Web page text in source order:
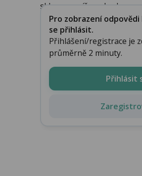
sklerosy spíše nebudou. ...
Pro zobrazení
se přihlásit.
Přihlášení/registrace je
průměrně 2 minuty.
Přihlásit